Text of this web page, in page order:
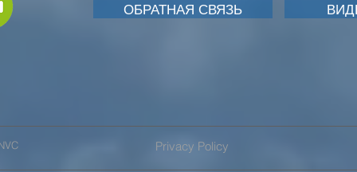
ОБРАТНАЯ СВЯЗЬ
Privacy Policy